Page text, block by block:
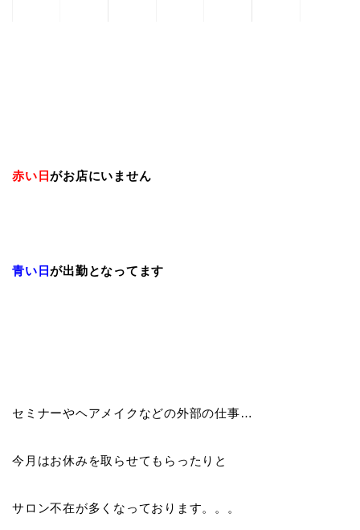
赤い日がお店にいません
青い日が出勤となってます
セミナーやヘアメイクなどの外部の仕事…
今月はお休みを取らせてもらったりと
サロン不在が多くなっております。。。